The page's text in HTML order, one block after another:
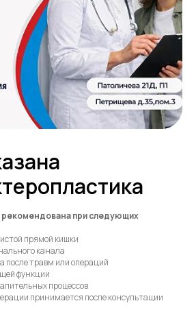
при следующих
прямой кишки
канала
после травм или операций
функции
процессов
принимается после консультации